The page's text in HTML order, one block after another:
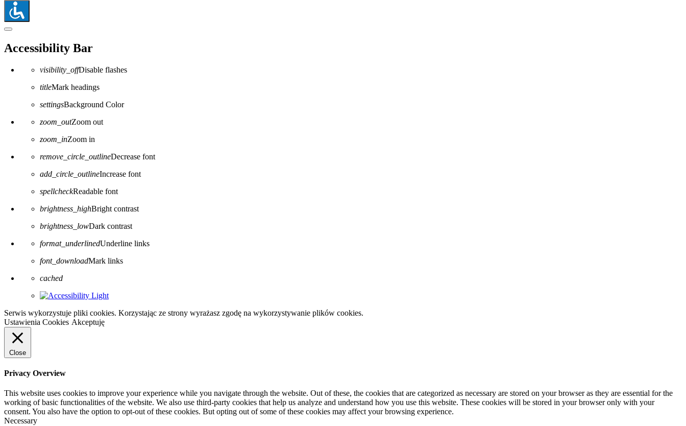
Close the accessibility toolbar
Accessibility Bar
visibility_offDisable flashes
titleMark headings
settingsBackground Color
zoom_outZoom out
zoom_inZoom in
remove_circle_outlineDecrease font
add_circle_outlineIncrease font
spellcheckReadable font
brightness_highBright contrast
brightness_lowDark contrast
format_underlinedUnderline links
font_downloadMark links
Reset all options
cached
Serwis wykorzystuje pliki cookies. Korzystając ze strony wyrażasz zgodę na wykorzystywanie plików cookies.
Ustawienia Cookies Akceptuję
Close
Privacy Overview
This website uses cookies to improve your experience while you navigate through the website. Out of these, the cookies that are categorized as necessary are stored on your browser as they are essential for the
working of basic functionalities of the website. We also use third-party cookies that help us analyze and understand how you use this website. These cookies will be stored in your browser only with your
consent. You also have the option to opt-out of these cookies. But opting out of some of these cookies may affect your browsing experience.
Necessary